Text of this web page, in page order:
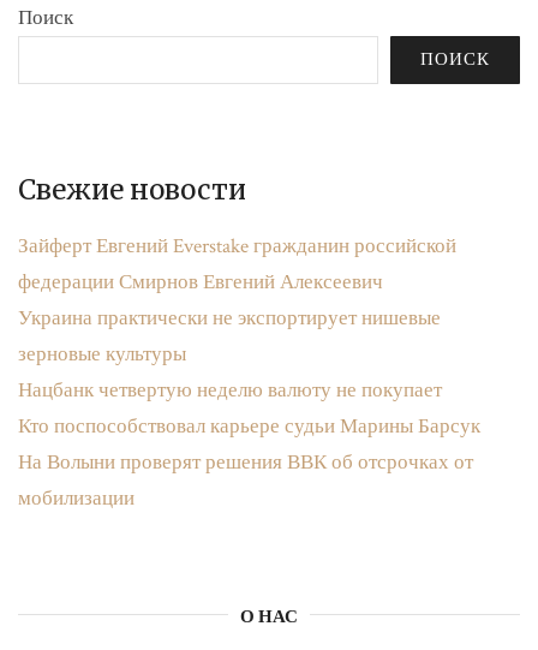
Поиск
ПОИСК
Свежие новости
Зайферт Евгений Everstake гражданин российской
федерации Смирнов Евгений Алексеевич
Украина практически не экспортирует нишевые
зерновые культуры
Нацбанк четвертую неделю валюту не покупает
Кто поспособствовал карьере судьи Марины Барсук
На Волыни проверят решения ВВК об отсрочках от
мобилизации
О НАС